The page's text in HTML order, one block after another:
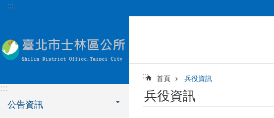
跳到主要內容區塊
:::
:::
公告資訊
::: 首頁 兵役資訊
兵役資訊